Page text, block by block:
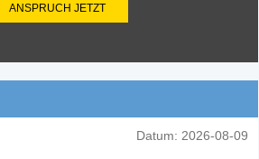
ANSPRUCH JETZT
Datum: 2026-08-09